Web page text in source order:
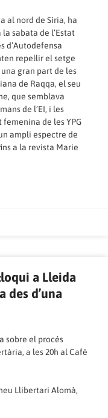
al nord de Síria, ha
sabata de l’Estat
d’Autodefensa
repel·lir el setge
gran part de les
de Raqqa, el seu
que semblava
de l’EI, i les
de les YPG
ampli espectre de
a la revista Marie
a Lleida
des d’una
sobre el procés
a les 20h al Cafè
Llibertari Alomà,